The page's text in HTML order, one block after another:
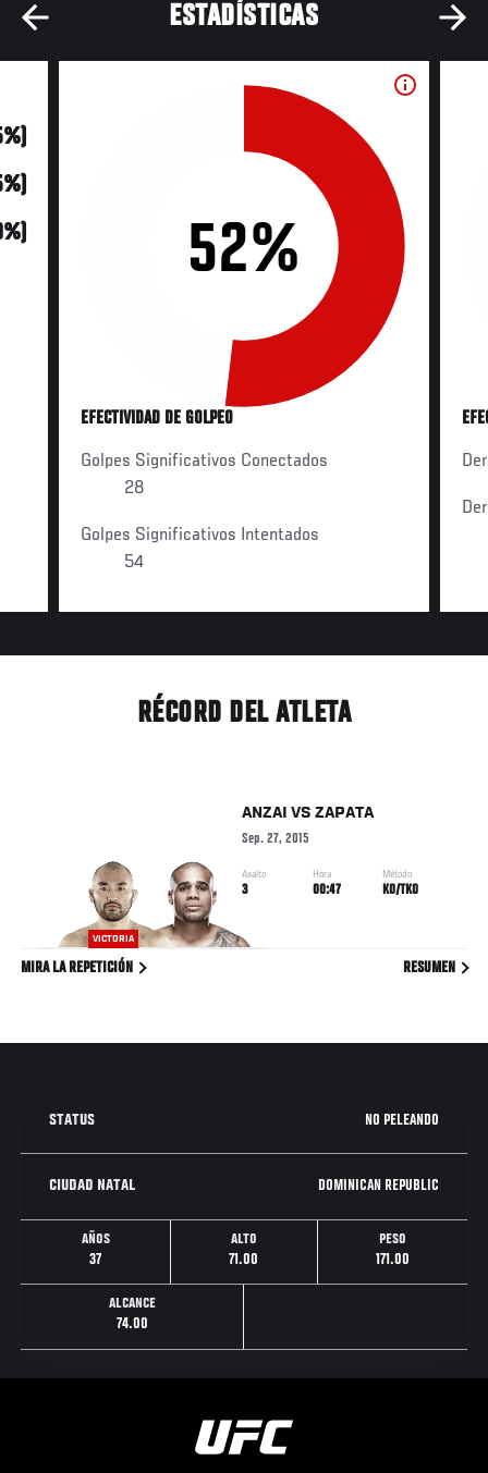
ESTADÍSTICAS
52%
EFECTIVIDAD DE GOLPEO
Golpes Significativos Conectados
28
Golpes Significativos Intentados
54
RÉCORD DEL ATLETA
VICTORIA
ANZAI VS ZAPATA
Sep. 27, 2015
Asalto
3
Hora
00:47
Método
KO/TKO
MIRA LA REPETICIÓN RESUMEN
STATUS NO PELEANDO
CIUDAD NATAL DOMINICAN REPUBLIC
AÑOS
37
ALTO
71.00
PESO
171.00
ALCANCE
74.00